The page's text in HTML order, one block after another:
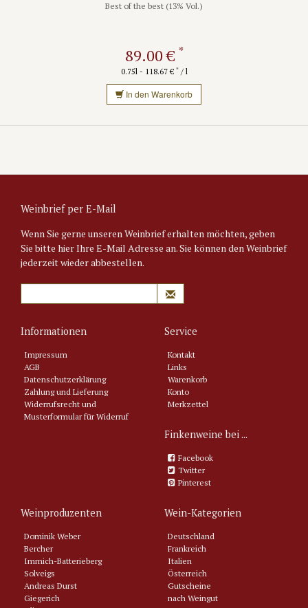
Best of the best (13% Vol.)
89.00 € *
0.75l - 118.67 € */ l
In den Warenkorb
Weinbrief per E-Mail
Wenn Sie gerne unseren Weinbrief erhalten möchten, geben
Sie bitte hier Ihre E-Mail Adresse an. Sie können den Weinbrief
jederzeit wieder abbestellen.
Informationen
Impressum
AGB
Datenschutzerklärung
Zahlung und Lieferung
Widerrufsrecht und
Musterformular für Widerruf
Service
Kontakt
Links
Warenkorb
Konto
Merkzettel
Finkenweine bei ...
Facebook
Twitter
Pinterest
Weinproduzenten
Dominik Weber
Bercher
Immich-Batterieberg
Solveigs
Andreas Durst
Giegerich
Wein-Kategorien
Deutschland
Frankreich
Italien
Österreich
Gutscheine
nach Weingut